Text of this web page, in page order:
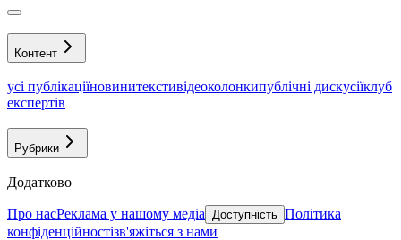
Контент
усі публікаціїновинитекстивідеоколонкипублічні дискусіїклуб
експертів
Рубрики
Додатково
Про насРеклама у нашому медіа Доступність Політика
конфіденційностізв'яжіться з нами